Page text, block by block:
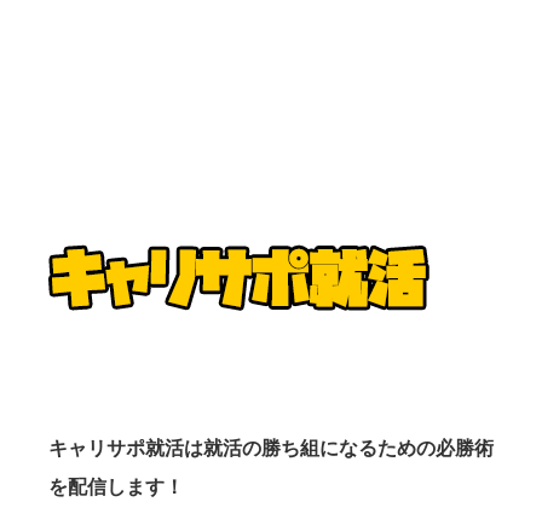
キャリサポ就活は就活の勝ち組になるための必勝術
を配信します！